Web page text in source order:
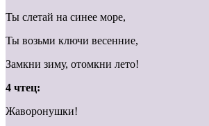
Ты слетай на синее море,
Ты возьми ключи весенние,
Замкни зиму, отомкни лето!
4 чтец:
Жаворонушки!